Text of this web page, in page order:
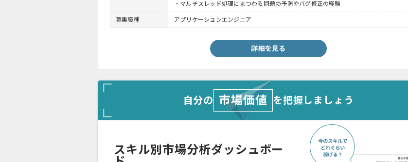
・マルチスレッド処理にまつわる問題の予防やバグ修正の経験
募集職種 アプリケーションエンジニア
詳細を見る
自分の 市場価値 を把握しましょう
スキル別市場分析ダッシュボー